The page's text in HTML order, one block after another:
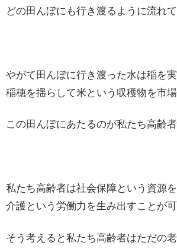
どの田んぼにも行き渡るように流れて
やがて田んぼに行き渡った水は稲を
稲穂を揺らして米という収穫物を市場
この田んぼにあたるのが私たち高齢者
私たち高齢者は社会保障という資源
介護という労働力を生み出すことが可
そう考えると私たち高齢者はただの